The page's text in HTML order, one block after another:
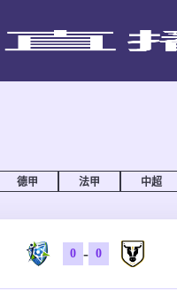
德甲 法甲 中超
0 - 0